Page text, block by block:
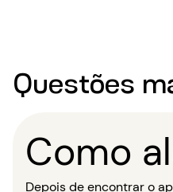
Questões
Como
Depois de encontrar o